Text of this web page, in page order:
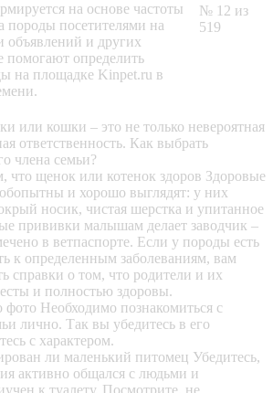
на основе частоты
породы посетителями на
объявлений и других
помогают определить
на площадке Kinpet.ru в
№ 12 из
519
или кошки – это не только невероятная
ответственность. Как выбрать
члена семьи?
что щенок или котенок здоров Здоровые
и хорошо выглядят: у них
носик, чистая шерстка и упитанное
прививки малышам делает заводчик –
в ветпаспорте. Если у породы есть
к определенным заболеваниям, вам
справки о том, что родители и их
и полностью здоровы.
фото Необходимо познакомиться с
лично. Так вы убедитесь в его
с характером.
ли маленький питомец Убедитесь,
активно общался с людьми и